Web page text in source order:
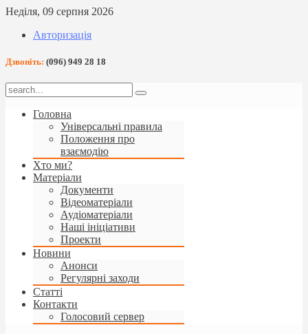
Неділя, 09 серпня 2026
Авторизація
Дзвоніть: (096) 949 28 18
Головна
Універсальні правила
Положення про
взаємодію
Хто ми?
Матеріали
Документи
Відеоматеріали
Аудіоматеріали
Наші ініціативи
Проекти
Новини
Анонси
Регулярні заходи
Статті
Контакти
Голосовий сервер